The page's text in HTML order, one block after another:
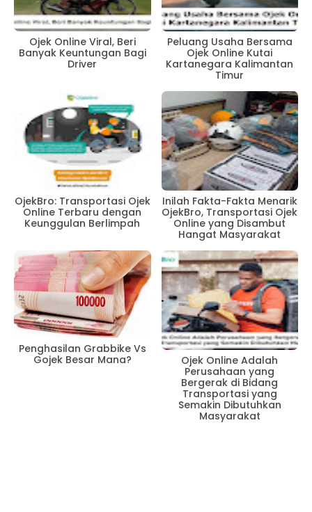
Ojek Online Viral, Beri
Banyak Keuntungan Bagi
Driver
Peluang Usaha Bersama
Ojek Online Kutai
Kartanegara Kalimantan
Timur
OjekBro: Transportasi Ojek
Online Terbaru dengan
Keunggulan Berlimpah
Inilah Fakta-Fakta Menarik
OjekBro, Transportasi Ojek
Online yang Disambut
Hangat Masyarakat
Penghasilan Grabbike Vs
Gojek Besar Mana?
Ojek Online Adalah
Perusahaan yang
Bergerak di Bidang
Transportasi yang
Semakin Dibutuhkan
Masyarakat